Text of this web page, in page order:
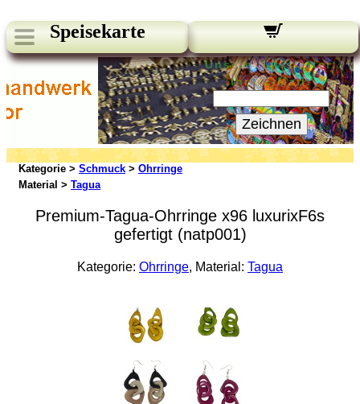
Speisekarte
Unsere Newsletter:
Ihre E-Mail:
Zeichnen
Kategorie > Schmuck > Ohrringe
Material > Tagua
Premium-Tagua-Ohrringe x96 luxurixF6s
gefertigt (natp001)
Kategorie: Ohrringe, Material: Tagua